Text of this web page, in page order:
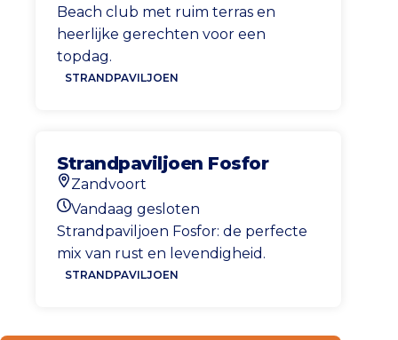
Beach club met ruim terras en
heerlijke gerechten voor een
topdag.
STRANDPAVILJOEN
Strandpaviljoen Fosfor
Locatie
Zandvoort
Openingstijden vandaag
Vandaag gesloten
Strandpaviljoen Fosfor: de perfecte
mix van rust en levendigheid.
STRANDPAVILJOEN